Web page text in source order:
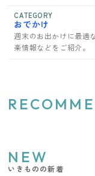
CATEGORY
おでかけ
週末のお出かけに最適
楽情報などをご紹介。
NEW
いきものの新着